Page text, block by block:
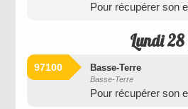
Pour récupérer son
Lundi
97100 Basse-Terre
Basse-Terre
Pour récupérer son